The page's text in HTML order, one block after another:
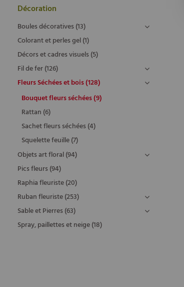
Décoration
Boules décoratives (13)
Colorant et perles gel (1)
Décors et cadres visuels (5)
Fil de fer (126)
Fleurs Séchées et bois (128)
Bouquet fleurs séchées (9)
Rattan (6)
Sachet fleurs séchées (4)
Squelette feuille (7)
Objets art floral (94)
Pics fleurs (94)
Raphia fleuriste (20)
Ruban fleuriste (253)
Sable et Pierres (63)
Spray, paillettes et neige (18)